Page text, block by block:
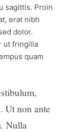
sagittis. Proin
erat nibh
dolor.
ut fringilla
quam
Ut non ante
Nulla